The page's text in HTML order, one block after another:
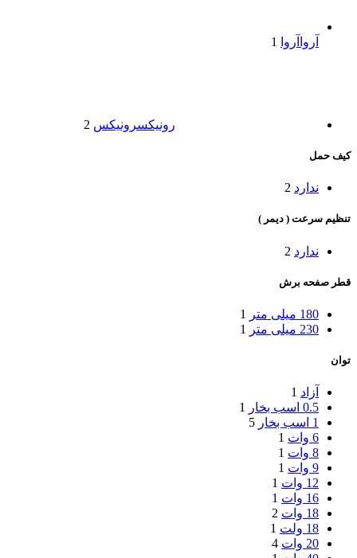
آروا آروا 1
رونیکسرونیکس 2
کیف حمل
ندارد 2
تنظیم سرعت ( دیمر )
ندارد 2
قطر صفحه برش
180 میلی متر
1
230 میلی متر
1
توان
آزاد 1
0.5 اسب بخار
1
1 اسب بخار
5
6 وات
1
8 وات
1
9 وات
1
12 وات
1
16 وات
1
18 وات
2
18 ولت
1
20 وات
4